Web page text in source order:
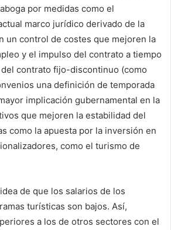
por medidas como el
marco jurídico derivado de la
un control de costes que mejoren la
y el impulso del contrato a tiempo
contrato fijo-discontinuo (como
una definición de temporada
implicación gubernamental en la
que mejoren la estabilidad del
como la apuesta por la inversión en
como el turismo de
de que los salarios de los
turísticas son bajos. Así,
a los de otros sectores con el